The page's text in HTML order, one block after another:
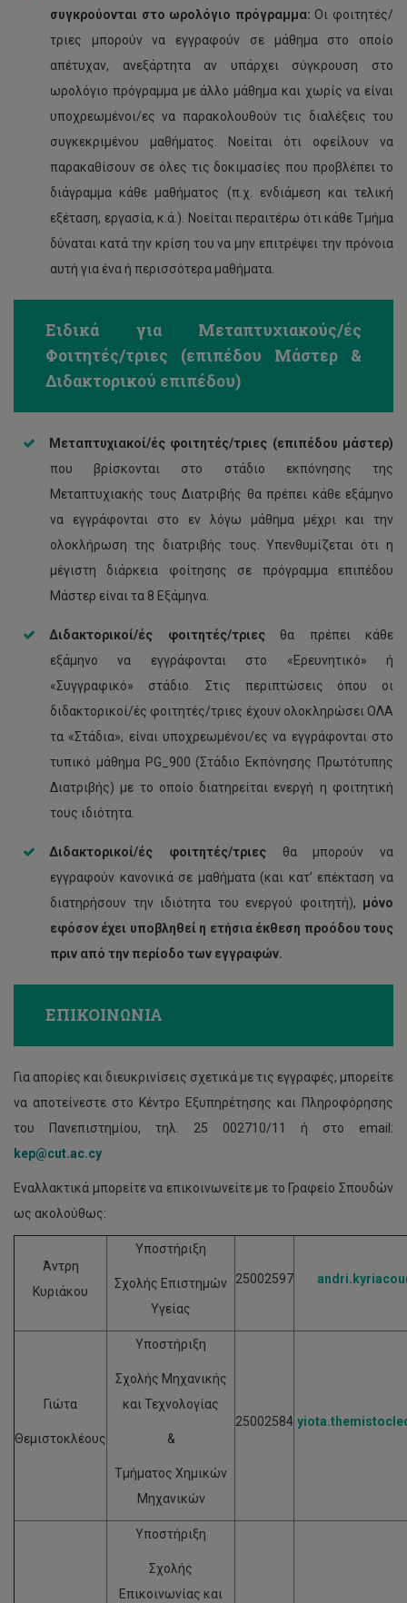
συγκρούονται στο ωρολόγιο πρόγραμμα: Οι φοιτητές/
τριες μπορούν να εγγραφούν σε μάθημα στο οποίο
απέτυχαν, ανεξάρτητα αν υπάρχει σύγκρουση στο
ωρολόγιο πρόγραμμα με άλλο μάθημα και χωρίς να είναι
υποχρεωμένοι/ες να παρακολουθούν τις διαλέξεις του
συγκεκριμένου μαθήματος. Νοείται ότι οφείλουν να
παρακαθίσουν σε όλες τις δοκιμασίες που προβλέπει το
διάγραμμα κάθε μαθήματος (π.χ. ενδιάμεση και τελική
εξέταση, εργασία, κ.ά.). Νοείται περαιτέρω ότι κάθε Τμήμα
δύναται κατά την κρίση του να μην επιτρέψει την πρόνοια
αυτή για ένα ή περισσότερα μαθήματα.
Ειδικά για Μεταπτυχιακούς/ές
Φοιτητές/τριες (επιπέδου Μάστερ &
Διδακτορικού επιπέδου)
Μεταπτυχιακοί/ές φοιτητές/τριες (επιπέδου μάστερ)
που βρίσκονται στο στάδιο εκπόνησης της
Μεταπτυχιακής τους Διατριβής θα πρέπει κάθε εξάμηνο
να εγγράφονται στο εν λόγω μάθημα μέχρι και την
ολοκλήρωση της διατριβής τους. Υπενθυμίζεται ότι η
μέγιστη διάρκεια φοίτησης σε πρόγραμμα επιπέδου
Μάστερ είναι τα 8 Εξάμηνα.
Διδακτορικοί/ές φοιτητές/τριεςθα πρέπει κάθε
εξάμηνο να εγγράφονται στο «Ερευνητικό» ή
«Συγγραφικό» στάδιο. Στις περιπτώσεις όπου οι
διδακτορικοί/ές φοιτητές/τριες έχουν ολοκληρώσει ΟΛΑ
τα «Στάδια», είναι υποχρεωμένοι/ες να εγγράφονται στο
τυπικό μάθημα PG_900 (Στάδιο Εκπόνησης Πρωτότυπης
Διατριβής) με το οποίο διατηρείται ενεργή η φοιτητική
τους ιδιότητα.
Διδακτορικοί/ές φοιτητές/τριεςθα μπορούν να
εγγραφούν κανονικά σε μαθήματα (και κατ’ επέκταση να
διατηρήσουν την ιδιότητα του ενεργού φοιτητή), μόνο
εφόσον έχει υποβληθεί η ετήσια έκθεση προόδου τους
πριν από την περίοδο των εγγραφών.
ΕΠΙΚΟΙΝΩΝΙΑ
Για απορίες και διευκρινίσεις σχετικά με τις εγγραφές, μπορείτε
να αποτείνεστε στο Κέντρο Εξυπηρέτησης και Πληροφόρησης
του Πανεπιστημίου, τηλ. 25 002710/11 ή στο email:
kep@cut.ac.cy
Εναλλακτικά μπορείτε να επικοινωνείτε με το Γραφείο Σπουδών
ως ακολούθως:
Άντρη
Κυριάκου
Υποστήριξη
Σχολής Επιστημών
Υγείας
25002597
Γιώτα
Θεμιστοκλέους
Υποστήριξη
Σχολής Μηχανικής
και Τεχνολογίας
&
Τμήματος Χημικών
Μηχανικών
25002584
Υποστήριξη
Σχολής
Επικοινωνίας και